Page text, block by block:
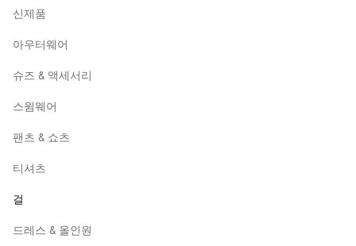
신제품
아우터웨어
슈즈 & 액세서리
스윔웨어
팬츠 & 쇼츠
티셔츠
걸
드레스 & 올인원